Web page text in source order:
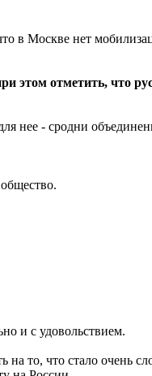
этом отметить, что
нее - сродни
и с удовольствием.
то, что стало очень